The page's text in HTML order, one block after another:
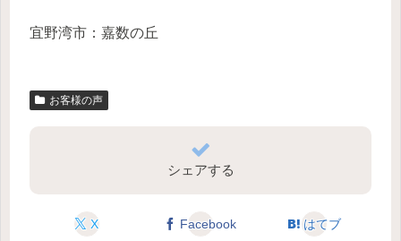
宜野湾市：嘉数の丘
お客様の声
シェアする
X Facebook はてブ